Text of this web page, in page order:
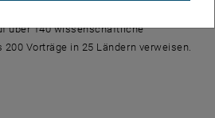
über 140 wissenschaftliche
Vorträge in 25 Ländern verweisen.